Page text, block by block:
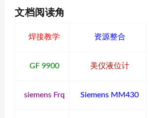
文档阅读角
焊接教学 资源整合
GF 9900 美仪液位计
siemens Frq Siemens MM430